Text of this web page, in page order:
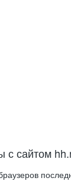
с сайтом